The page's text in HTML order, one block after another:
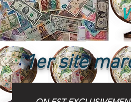
1er site